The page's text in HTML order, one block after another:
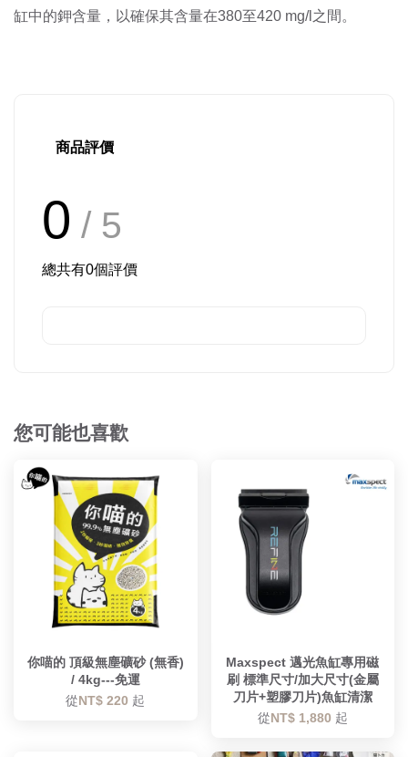
缸中的鉀含量，以確保其含量在380至420 mg/l之間。
商品評價
0 / 5
總共有0個評價
您可能也喜歡
你喵的 頂級無塵礦砂 (無香)
/ 4kg---免運
從NT$ 220 起
Maxspect 邁光魚缸專用磁
刷 標準尺寸/加大尺寸(金屬
刀片+塑膠刀片)魚缸清潔
從NT$ 1,880 起